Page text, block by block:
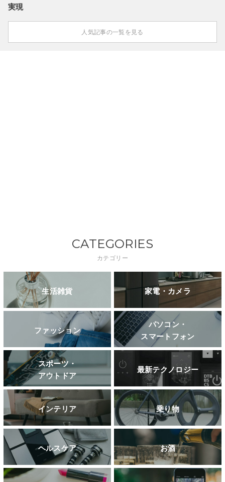
実現
人気記事の一覧を見る
CATEGORIES
カテゴリー
生活雑貨 家電・カメラ
ファッション
パソコン・
スマートフォン
スポーツ・
アウトドア
最新テクノロジー
インテリア 乗り物
ヘルスケア お酒